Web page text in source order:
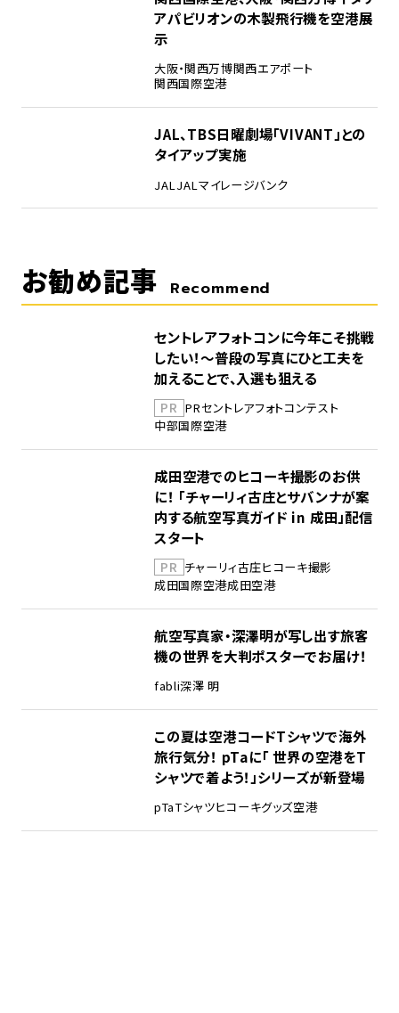
アパビリオンの木製飛行機を空港展
示
大阪・関西万博関西エアポート
関西国際空港
JAL、TBS日曜劇場「VIVANT」との
タイアップ実施
JAL JALマイレージバンク
お勧め記事 Recommend
セントレアフォトコンに今年こそ挑戦
したい！～普段の写真にひと工夫を
加えることで、入選も狙える
PR PRセントレアフォトコンテスト
中部国際空港
成田空港でのヒコーキ撮影のお供
に！ 「チャーリィ古庄とサバンナが案
内する航空写真ガイド in 成田」配信
スタート
PR チャーリィ古庄ヒコーキ撮影
成田国際空港成田空港
航空写真家・深澤明が写し出す旅客
機の世界を大判ポスターでお届け！
fabli深澤 明
この夏は空港コードTシャツで海外
旅行気分！ pTaに「 世界の空港をT
シャツで着よう！」シリーズが新登場
pTaTシャツヒコーキグッズ空港